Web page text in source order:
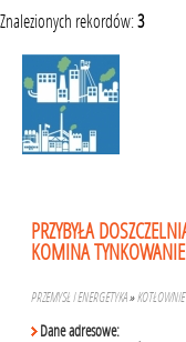
Znalezionych rekordów:3
PRZYBYŁA
KOMINA
PRZEMYSŁ I ENERGETYKA»KOTŁOWNIE
Dane adresowe: